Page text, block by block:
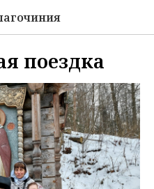
поездка